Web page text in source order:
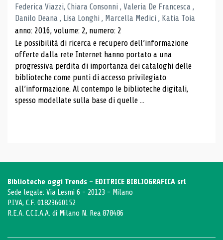
Federica Viazzi, Chiara Consonni , Valeria De Francesca ,
Danilo Deana , Lisa Longhi , Marcella Medici , Katia Toia
anno: 2016, volume: 2, numero: 2
Le possibilità di ricerca e recupero dell’informazione
offerte dalla rete Internet hanno portato a una
progressiva perdita di importanza dei cataloghi delle
biblioteche come punti di accesso privilegiato
all’informazione. Al contempo le biblioteche digitali,
spesso modellate sulla base di quelle ...
Biblioteche oggi Trends - EDITRICE BIBLIOGRAFICA srl
Sede legale: Via Lesmi 6 - 20123 - Milano
P.IVA, C.F. 01823660152
R.E.A. C.C.I.A.A. di Milano N. Rea 878486